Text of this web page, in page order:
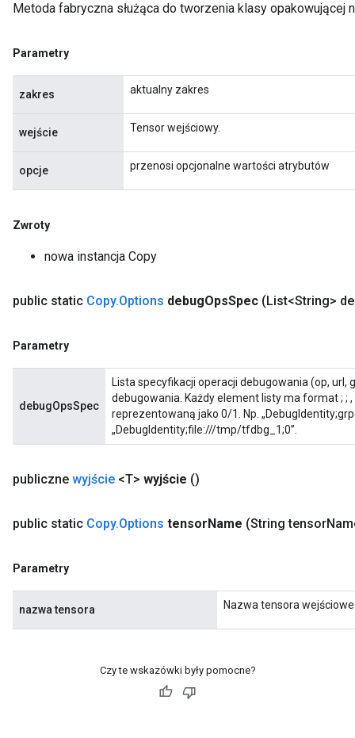
Metoda fabryczna służąca do tworzenia klasy opakowującej
Parametry
zakres aktualny zakres
wejście Tensor wejściowy.
opcje przenosi opcjonalne wartości atrybutów
Zwroty
nowa instancja Copy
public static Copy.Options debugOpsSpec (List<String>
Parametry
debugOpsSpec
Lista specyfikacji operacji debugowania (op, url,
debugowania. Każdy element listy ma format; ;
reprezentowaną jako 0/1. Np.
„DebugIdentity;file:///tmp/tfdbg_1;0”.
publiczne wyjście <T> wyjście ()
public static Copy.Options tensorName (String tensor
Parametry
nazwa tensora Nazwa tensora
Czy te wskazówki były pomocne?